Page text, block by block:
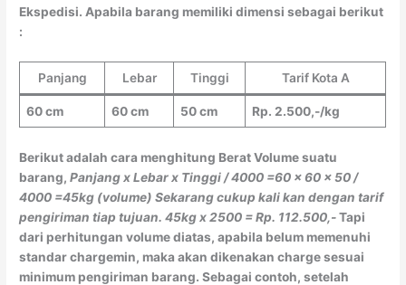
Ekspedisi. Apabila barang memiliki dimensi sebagai berikut
:
Panjang Lebar Tinggi Tarif Kota A
60 cm 60 cm 50 cm Rp. 2.500,-/kg
Berikut adalah cara menghitung Berat Volume suatu
barang,Panjang x Lebar x Tinggi / 4000 =60 x 60 x 50 /
4000 =45kg (volume) Sekarang cukup kali kan dengan tarif
pengiriman tiap tujuan. 45kg x 2500 = Rp. 112.500,-Tapi
dari perhitungan volume diatas, apabila belum memenuhi
standar chargemin, maka akan dikenakan charge sesuai
minimum pengiriman barang. Sebagai contoh, setelah